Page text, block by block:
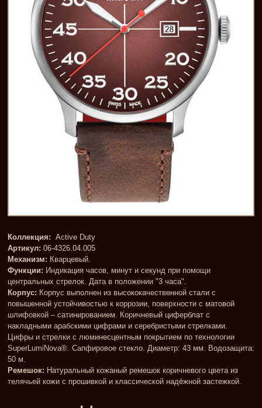
Коллекция: Active Duty
Артикул: 06-4326.04.005
Механизм: Кварцевый.
Функции: Индикация часов, минут и секунд при помощи
центральных стрелок. Дата в положении "3 часа".
Корпус: Корпус выполнен из высококачественной стали с
повышенной устойчивостью к коррозии, поверхности с матовой
шлифовкой – сатинированием. Коричневый циферблат с
накладными арабскими цифрами и серебристыми стрелками.
Цифры и стрелки с люминесцентным покрытием по технологии
SuperLumiNova®. Сапфировое стекло. Диаметр: 43 мм. Водозащита:
50 м.
Ремешок: Натуральный кожаный ремешок коричневого цвета из
телячьей кожи с прошивкой и классической надёжной застежкой.